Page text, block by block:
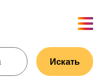
Искать